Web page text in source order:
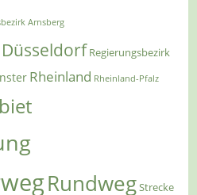
Arnsberg
Regierungsbezirk
Rheinland Rheinland-Pfalz
RundwegStrecke